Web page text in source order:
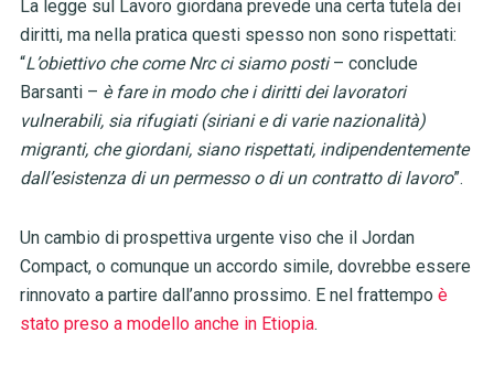
La legge sul Lavoro giordana prevede una certa tutela dei
diritti, ma nella pratica questi spesso non sono rispettati:
“L’obiettivo che come Nrc ci siamo posti– conclude
Barsanti – è fare in modo che i diritti dei lavoratori
vulnerabili, sia rifugiati (siriani e di varie nazionalità)
migranti, che giordani, siano rispettati, indipendentemente
dall’esistenza di un permesso o di un contratto di lavoro”.
Un cambio di prospettiva urgente viso che il Jordan
Compact, o comunque un accordo simile, dovrebbe essere
rinnovato a partire dall’anno prossimo. E nel frattempo è
stato preso a modello anche in Etiopia.